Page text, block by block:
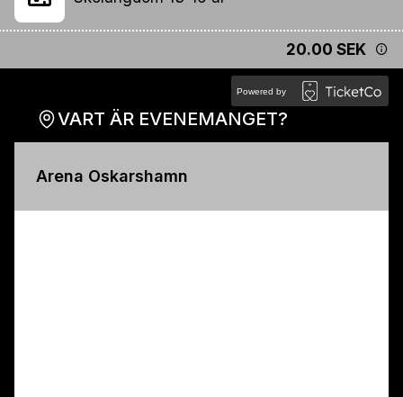
20.00 SEK
Powered by
VART ÄR EVENEMANGET?
Arena Oskarshamn